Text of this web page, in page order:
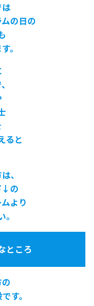
の日の
。
ると
、
↓の
より
ところ
す。